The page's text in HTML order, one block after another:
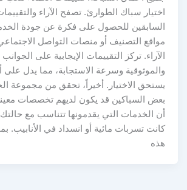
اختيار سباك الطوارئ. تصفح الآراء
السابقين للحصول على فكرة عن جودة
مواقع التصنيف أو منصات التواصل
الآراء. تركز التقييمات الإيجابية على
والموثوقية وسرعة الاستجابة، مما يدل على
يستحق الاختيار. أخيراً، تحقق من مجموعة
بعض السباكين قد يكون لديهم تخصصات
أن الخدمات التي يقدمونها تتناسب مع
كانت تسربات مائية أو انسداد في الأنابيب.
هذه